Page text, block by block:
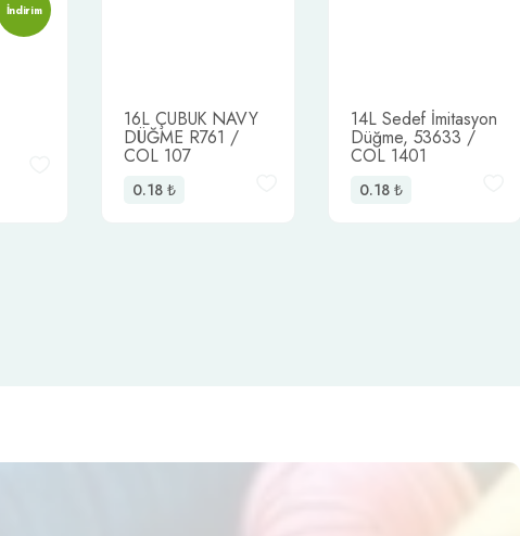
İndirim
16L ÇUBUK NAVY
DÜĞME R761 /
COL 107
0.18 ₺
14L Sedef İmitasyon
Düğme, 53633 /
COL 1401
0.18 ₺